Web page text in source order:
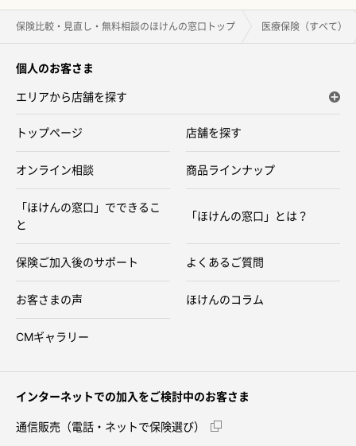
保険比較・見直し・無料相談のほけんの窓口トップ 医療保険（すべて）
個人のお客さま
エリアから店舗を探す
トップページ 店舗を探す
オンライン相談 商品ラインナップ
「ほけんの窓口」でできるこ
と
「ほけんの窓口」とは？
保険ご加入後のサポート よくあるご質問
お客さまの声 ほけんのコラム
CMギャラリー
インターネットでの加入をご検討中のお客さま
通信販売（電話・ネットで保険選び）